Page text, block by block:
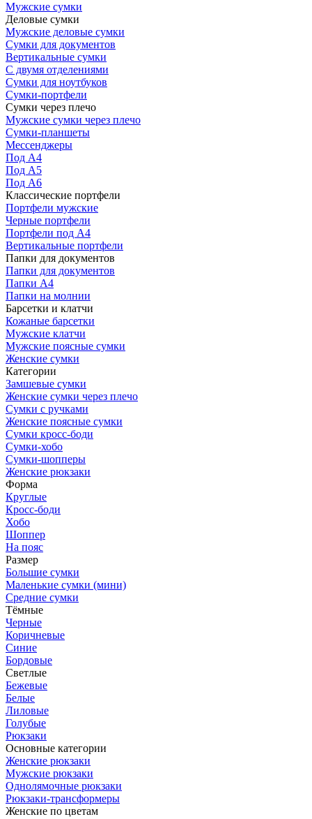
Мужские сумки
Деловые сумки
Мужские деловые сумки
Сумки для документов
Вертикальные сумки
С двумя отделениями
Сумки для ноутбуков
Сумки-портфели
Сумки через плечо
Мужские сумки через плечо
Сумки-планшеты
Мессенджеры
Под А4
Под А5
Под А6
Классические портфели
Портфели мужские
Черные портфели
Портфели под А4
Вертикальные портфели
Папки для документов
Папки для документов
Папки А4
Папки на молнии
Барсетки и клатчи
Кожаные барсетки
Мужские клатчи
Мужские поясные сумки
Женские сумки
Категории
Замшевые сумки
Женские сумки через плечо
Сумки с ручками
Женские поясные сумки
Сумки кросс-боди
Сумки-хобо
Сумки-шопперы
Женские рюкзаки
Форма
Круглые
Кросс-боди
Хобо
Шоппер
На пояс
Размер
Большие сумки
Маленькие сумки (мини)
Средние сумки
Тёмные
Черные
Коричневые
Синие
Бордовые
Светлые
Бежевые
Белые
Лиловые
Голубые
Рюкзаки
Основные категории
Женские рюкзаки
Мужские рюкзаки
Однолямочные рюкзаки
Рюкзаки-трансформеры
Женские по цветам